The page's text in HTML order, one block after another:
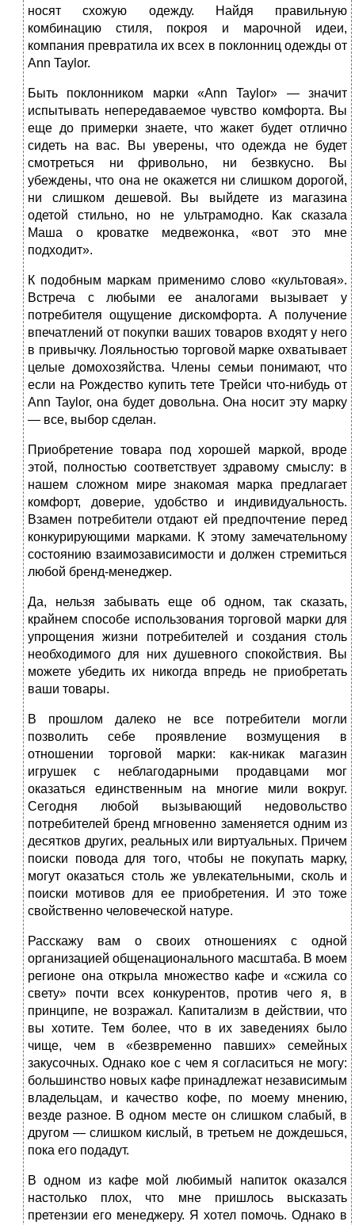
носят схожую одежду. Найдя правильную
комбинацию стиля, покроя и марочной идеи,
компания превратила их всех в поклонниц одежды от
Ann Taylor.
Быть поклонником марки «Ann Taylor» — значит
испытывать непередаваемое чувство комфорта. Вы
еще до примерки знаете, что жакет будет отлично
сидеть на вас. Вы уверены, что одежда не будет
смотреться ни фривольно, ни безвкусно. Вы
убеждены, что она не окажется ни слишком дорогой,
ни слишком дешевой. Вы выйдете из магазина
одетой стильно, но не ультрамодно. Как сказала
Маша о кроватке медвежонка, «вот это мне
подходит».
К подобным маркам применимо слово «культовая».
Встреча с любыми ее аналогами вызывает у
потребителя ощущение дискомфорта. А получение
впечатлений от покупки ваших товаров входят у него
в привычку. Лояльностью торговой марке охватывает
целые домохозяйства. Члены семьи понимают, что
если на Рождество купить тете Трейси что‑нибудь от
Ann Taylor, она будет довольна. Она носит эту марку
— все, выбор сделан.
Приобретение товара под хорошей маркой, вроде
этой, полностью соответствует здравому смыслу: в
нашем сложном мире знакомая марка предлагает
комфорт, доверие, удобство и индивидуальность.
Взамен потребители отдают ей предпочтение перед
конкурирующими марками. К этому замечательному
состоянию взаимозависимости и должен стремиться
любой бренд‑менеджер.
Да, нельзя забывать еще об одном, так сказать,
крайнем способе использования торговой марки для
упрощения жизни потребителей и создания столь
необходимого для них душевного спокойствия. Вы
можете убедить их никогда впредь не приобретать
ваши товары.
В прошлом далеко не все потребители могли
позволить себе проявление возмущения в
отношении торговой марки: как‑никак магазин
игрушек с неблагодарными продавцами мог
оказаться единственным на многие мили вокруг.
Сегодня любой вызывающий недовольство
потребителей бренд мгновенно заменяется одним из
десятков других, реальных или виртуальных. Причем
поиски повода для того, чтобы не покупать марку,
могут оказаться столь же увлекательными, сколь и
поиски мотивов для ее приобретения. И это тоже
свойственно человеческой натуре.
Расскажу вам о своих отношениях с одной
организацией общенационального масштаба. В моем
регионе она открыла множество кафе и «сжила со
свету» почти всех конкурентов, против чего я, в
принципе, не возражал. Капитализм в действии, что
вы хотите. Тем более, что в их заведениях было
чище, чем в «безвременно павших» семейных
закусочных. Однако кое с чем я согласиться не могу:
большинство новых кафе принадлежат независимым
владельцам, и качество кофе, по моему мнению,
везде разное. В одном месте он слишком слабый, в
другом — слишком кислый, в третьем не дождешься,
пока его подадут.
В одном из кафе мой любимый напиток оказался
настолько плох, что мне пришлось высказать
претензии его менеджеру. Я хотел помочь. Однако в